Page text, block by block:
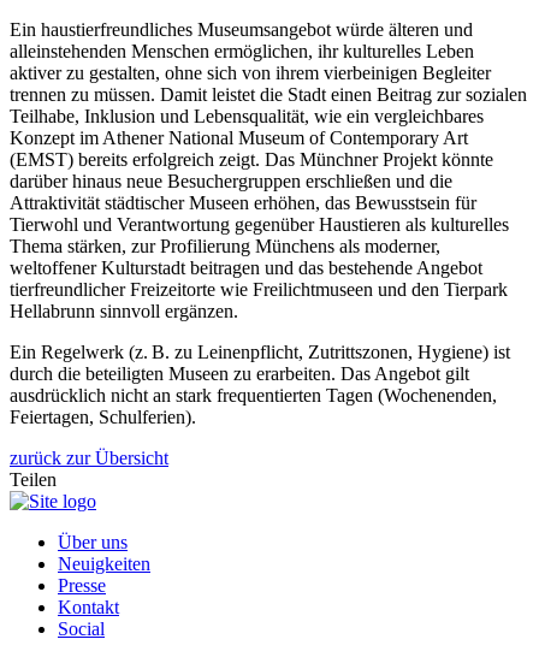
Ein haustierfreundliches Museumsangebot würde älteren und
alleinstehenden Menschen ermöglichen, ihr kulturelles Leben
aktiver zu gestalten, ohne sich von ihrem vierbeinigen Begleiter
trennen zu müssen. Damit leistet die Stadt einen Beitrag zur sozialen
Teilhabe, Inklusion und Lebensqualität, wie ein vergleichbares
Konzept im Athener National Museum of Contemporary Art
(EMST) bereits erfolgreich zeigt. Das Münchner Projekt könnte
darüber hinaus neue Besuchergruppen erschließen und die
Attraktivität städtischer Museen erhöhen, das Bewusstsein für
Tierwohl und Verantwortung gegenüber Haustieren als kulturelles
Thema stärken, zur Profilierung Münchens als moderner,
weltoffener Kulturstadt beitragen und das bestehende Angebot
tierfreundlicher Freizeitorte wie Freilichtmuseen und den Tierpark
Hellabrunn sinnvoll ergänzen.
Ein Regelwerk (z. B. zu Leinenpflicht, Zutrittszonen, Hygiene) ist
durch die beteiligten Museen zu erarbeiten. Das Angebot gilt
ausdrücklich nicht an stark frequentierten Tagen (Wochenenden,
Feiertagen, Schulferien).
zurück zur Übersicht
Teilen
Über uns
Neuigkeiten
Presse
Kontakt
Social